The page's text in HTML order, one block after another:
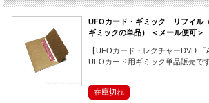
UFOカード・ギミック リフィル
ギミックの単品） ＜メール便可＞
【UFOカード・レクチャーDVD
UFOカード用ギミック単品販売です
在庫切れ